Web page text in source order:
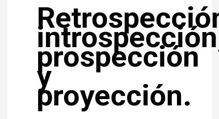
prospección
y
proyección.